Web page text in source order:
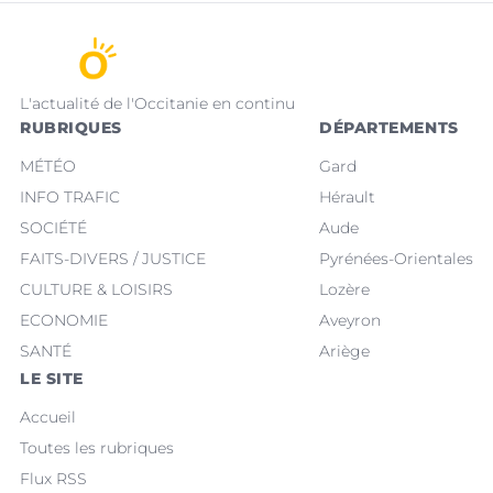
L'actualité de l'Occitanie en continu
RUBRIQUES
MÉTÉO
INFO TRAFIC
SOCIÉTÉ
FAITS-DIVERS / JUSTICE
CULTURE & LOISIRS
ECONOMIE
SANTÉ
DÉPARTEMENTS
Gard
Hérault
Aude
Pyrénées-Orientales
Lozère
Aveyron
Ariège
LE SITE
Accueil
Toutes les rubriques
Flux RSS